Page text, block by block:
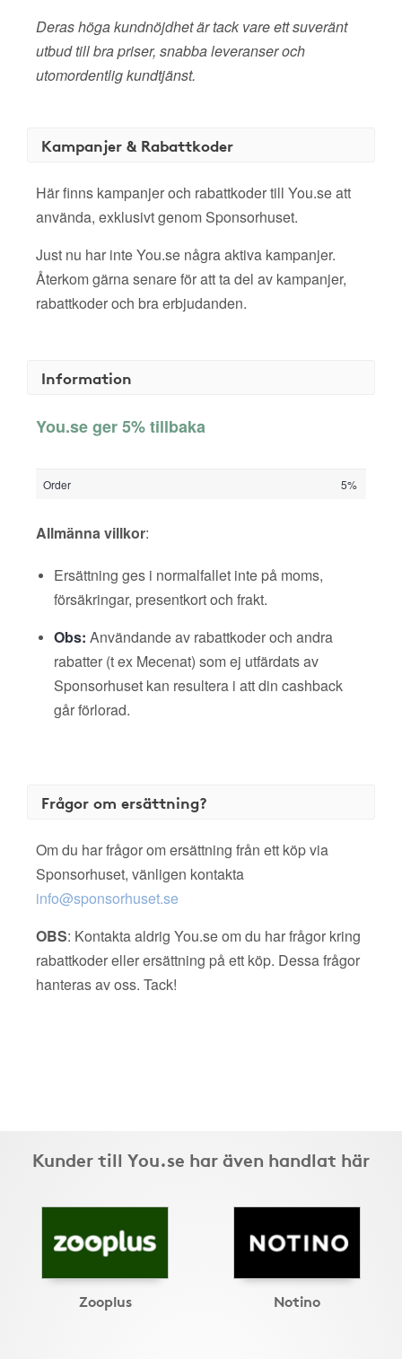
Deras höga kundnöjdhet är tack vare ett suveränt
utbud till bra priser, snabba leveranser och
utomordentlig kundtjänst.
Kampanjer & Rabattkoder
Här finns kampanjer och rabattkoder till You.se att
använda, exklusivt genom Sponsorhuset.
Just nu har inte You.se några aktiva kampanjer.
Återkom gärna senare för att ta del av kampanjer,
rabattkoder och bra erbjudanden.
Information
You.se ger 5% tillbaka
Order 5%
Allmänna villkor:
Ersättning ges i normalfallet inte på moms,
försäkringar, presentkort och frakt.
Obs: Användande av rabattkoder och andra
rabatter (t ex Mecenat) som ej utfärdats av
Sponsorhuset kan resultera i att din cashback
går förlorad.
Frågor om ersättning?
Om du har frågor om ersättning från ett köp via
Sponsorhuset, vänligen kontakta
info@sponsorhuset.se
OBS: Kontakta aldrig You.se om du har frågor kring
rabattkoder eller ersättning på ett köp. Dessa frågor
hanteras av oss. Tack!
Kunder till You.se har även handlat här
Zooplus Notino